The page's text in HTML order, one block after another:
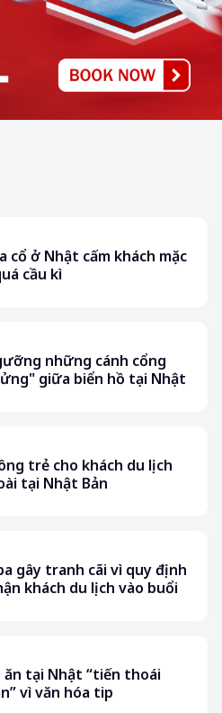
cổ ở Nhật cấm khách mặc
cầu kì
những cánh cổng
giữa biển hồ tại Nhật
trẻ cho khách du lịch
tại Nhật Bản
gây tranh cãi vì quy định
khách du lịch vào buổi
ăn tại Nhật “tiến thoái
vì văn hóa tip